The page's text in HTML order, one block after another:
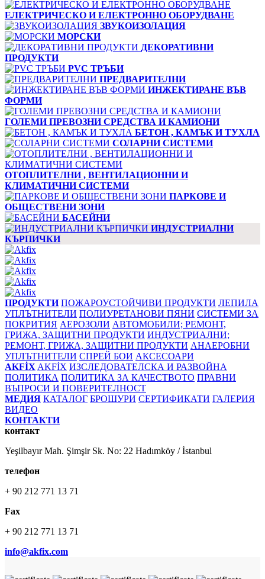
ЕЛЕКТРИЧЕСКО И ЕЛЕКТРОННО ОБОРУДВАНЕ
ЗВУКОИЗОЛАЦИЯ
МОРСКИ
ДЕКОРАТИВНИ
ПРОДУКТИ
PVC ТРЪБИ
ПРЕДВАРИТЕЛНИ
ИНЖЕКТИРАНЕ ВЪВ
ФОРМИ
ГОЛЕМИ ПРЕВОЗНИ СРЕДСТВА И КАМИОНИ
БЕТОН , КАМЪК И ТУХЛА
СОЛАРНИ СИСТЕМИ
ОТОПЛИТЕЛНИ , ВЕНТИЛАЦИОННИ И
КЛИМАТИЧНИ СИСТЕМИ
ПАРКОВЕ И
ОБЩЕСТВЕНИ ЗОНИ
БАСЕЙНИ
ИНДУСТРИАЛНИ
КЪРПИЧКИ
ПРОДУКТИ ПОЖАРОУСТОЙЧИВИ ПРОДУКТИ ЛЕПИЛА
УПЛЪТНИТЕЛИ ПОЛИУРЕТАНОВИ ПЯНИ СИСТЕМИ ЗА
ПОКРИТИЯ АЕРОЗОЛИ АВТОМОБИЛИ; РЕМОНТ,
ГРИЖА, ЗАЩИТНИ ПРОДУКТИ ИНДУСТРИАЛНИ;
РЕМОНТ, ГРИЖА, ЗАЩИТНИ ПРОДУКТИ АНАЕРОБНИ
УПЛЪТНИТЕЛИ СПРЕЙ БОИ АКСЕСОАРИ
AKFİXAKFİX ИЗСЛЕДОВАТЕЛСКА И РАЗВОЙНА
ПОЛИТИКА ПОЛИТИКА ЗА КАЧЕСТВОТО ПРАВНИ
ВЪПРОСИ И ПОВЕРИТЕЛНОСТ
МЕДИЯ КАТАЛОГ БРОШУРИ СЕРТИФИКАТИ ГАЛЕРИЯ
ВИДЕО
КОНТАКТИ
контакт
Yeşilbayır Mah. Şimşir Sk. No: 22 Hadımköy / İstanbul
телефон
+ 90 212 771 13 71
Fax
+ 90 212 771 13 71
info@akfix.com